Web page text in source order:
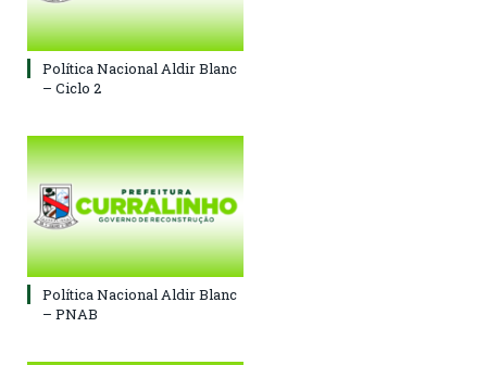
Política Nacional Aldir Blanc
– Ciclo 2
Política Nacional Aldir Blanc
– PNAB